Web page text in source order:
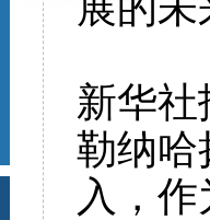
新华社
勒纳哈
入，